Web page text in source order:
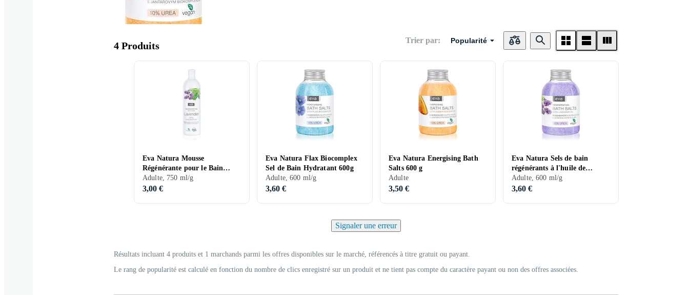
Sel de bain
4 Produits Trier par: Popularité
Eva Natura Mousse
Régénérante pour le Bain
Huile de Lavande 750ml
Adulte, 750 ml/g
3,00 €
Eva Natura Flax Biocomplex
Sel de Bain Hydratant 600g
Adulte, 600 ml/g
3,60 €
Eva Natura Energising Bath
Salts 600 g
Adulte
3,50 €
Eva Natura Sels de bain
régénérants à l'huile de
lavande 600g
Adulte, 600 ml/g
3,60 €
Signaler une erreur
Résultats incluant 4 produits et 1 marchands parmi les offres disponibles sur le marché, référencés à titre gratuit ou payant.
Le rang de popularité est calculé en fonction du nombre de clics enregistré sur un produit et ne tient pas compte du caractère payant ou non des offres associées.